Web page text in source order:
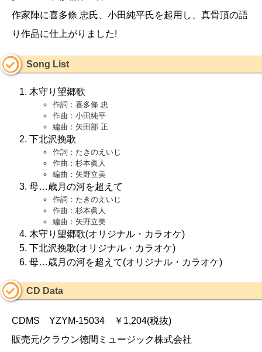
作家陣に喜多條 忠氏、小田純平氏を起用し、真骨頂の語
り作品に仕上がりました!
Song List
木守り望郷歌
作詞：喜多條 忠
作曲：小田純平
編曲：矢田部 正
下北沢挽歌
作詞：たきのえいじ
作曲：杉本眞人
編曲：矢野立美
母…歳月の河を超えて
作詞：たきのえいじ
作曲：杉本眞人
編曲：矢野立美
木守り望郷歌(オリジナル・カラオケ)
下北沢挽歌(オリジナル・カラオケ)
母…歳月の河を超えて(オリジナル・カラオケ)
CD Data
CDMS YZYM-15034 ￥1,204(税抜)
販売元/クラウン徳間ミュージック株式会社